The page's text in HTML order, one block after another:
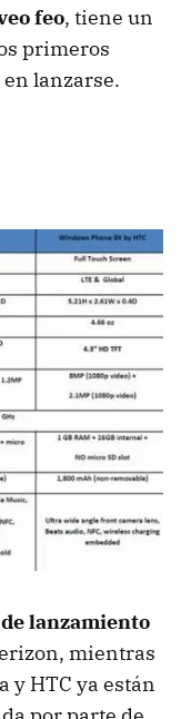
feo, tiene un
primeros
lanzarse.
lanzamiento
mientras
y HTC ya están